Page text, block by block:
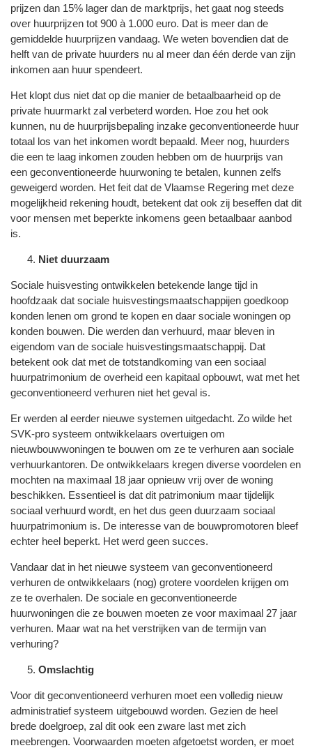
prijzen dan 15% lager dan de marktprijs, het gaat nog steeds
over huurprijzen tot 900 à 1.000 euro. Dat is meer dan de
gemiddelde huurprijzen vandaag. We weten bovendien dat de
helft van de private huurders nu al meer dan één derde van zijn
inkomen aan huur spendeert.
Het klopt dus niet dat op die manier de betaalbaarheid op de
private huurmarkt zal verbeterd worden. Hoe zou het ook
kunnen, nu de huurprijsbepaling inzake geconventioneerde huur
totaal los van het inkomen wordt bepaald. Meer nog, huurders
die een te laag inkomen zouden hebben om de huurprijs van
een geconventioneerde huurwoning te betalen, kunnen zelfs
geweigerd worden. Het feit dat de Vlaamse Regering met deze
mogelijkheid rekening houdt, betekent dat ook zij beseffen dat dit
voor mensen met beperkte inkomens geen betaalbaar aanbod
is.
Niet duurzaam
Sociale huisvesting ontwikkelen betekende lange tijd in
hoofdzaak dat sociale huisvestingsmaatschappijen goedkoop
konden lenen om grond te kopen en daar sociale woningen op
konden bouwen. Die werden dan verhuurd, maar bleven in
eigendom van de sociale huisvestingsmaatschappij. Dat
betekent ook dat met de totstandkoming van een sociaal
huurpatrimonium de overheid een kapitaal opbouwt, wat met het
geconventioneerd verhuren niet het geval is.
Er werden al eerder nieuwe systemen uitgedacht. Zo wilde het
SVK-pro systeem ontwikkelaars overtuigen om
nieuwbouwwoningen te bouwen om ze te verhuren aan sociale
verhuurkantoren. De ontwikkelaars kregen diverse voordelen en
mochten na maximaal 18 jaar opnieuw vrij over de woning
beschikken. Essentieel is dat dit patrimonium maar tijdelijk
sociaal verhuurd wordt, en het dus geen duurzaam sociaal
huurpatrimonium is. De interesse van de bouwpromotoren bleef
echter heel beperkt. Het werd geen succes.
Vandaar dat in het nieuwe systeem van geconventioneerd
verhuren de ontwikkelaars (nog) grotere voordelen krijgen om
ze te overhalen. De sociale en geconventioneerde
huurwoningen die ze bouwen moeten ze voor maximaal 27 jaar
verhuren. Maar wat na het verstrijken van de termijn van
verhuring?
Omslachtig
Voor dit geconventioneerd verhuren moet een volledig nieuw
administratief systeem uitgebouwd worden. Gezien de heel
brede doelgroep, zal dit ook een zware last met zich
meebrengen. Voorwaarden moeten afgetoetst worden, er moet